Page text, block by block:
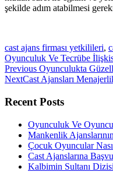
şekilde adım atabilmesi
cast ajans firması yetkilileri,
Oyunculuk Ve Tecrübe
PreviousPrevious
post:
Oyunculukta
NextNext
Cast Ajansları
Recent Posts
Oyunculuk Ve
Mankenlik
Çocuk Oyuncular
Cast Ajanslarına
Kalbimin Sultanı